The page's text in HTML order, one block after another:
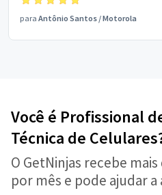
para Antônio Santos /Motorola
Você é Profissional
Técnica de
O GetNinjas recebe
por mês e pode ajudar